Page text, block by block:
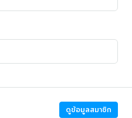
ดูข้อมูลสมาชิก